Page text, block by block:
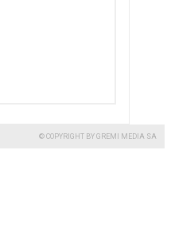
© COPYRIGHT BY GREMI MEDIA SA